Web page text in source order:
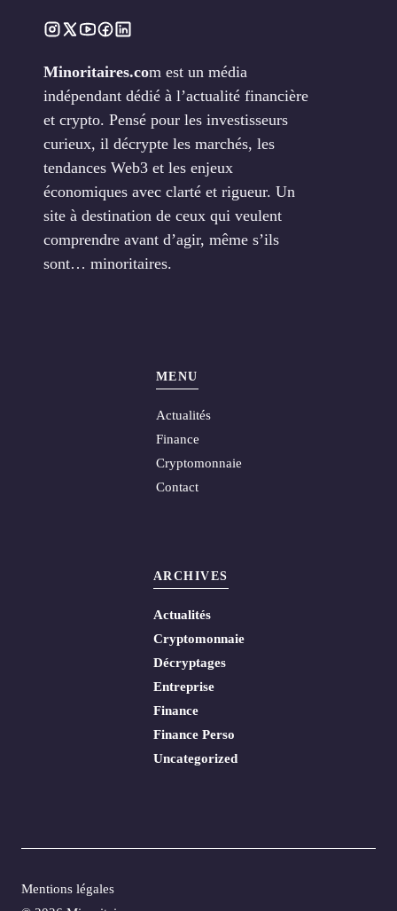
Minoritaires.com est un média
indépendant dédié à l’actualité financière
et crypto. Pensé pour les investisseurs
curieux, il décrypte les marchés, les
tendances Web3 et les enjeux
économiques avec clarté et rigueur. Un
site à destination de ceux qui veulent
comprendre avant d’agir, même s’ils
sont… minoritaires.
MENU
Actualités
Finance
Cryptomonnaie
Contact
ARCHIVES
Actualités
Cryptomonnaie
Décryptages
Entreprise
Finance
Finance Perso
Uncategorized
Mentions légales